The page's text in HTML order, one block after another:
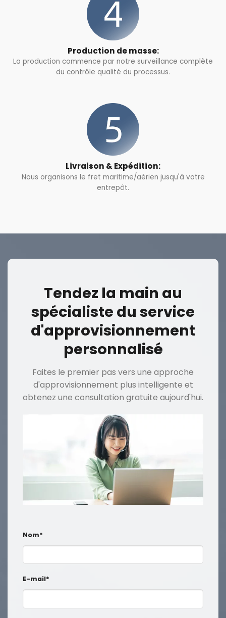
Production de masse:
La production commence par notre surveillance complète
du contrôle qualité du processus.
Livraison & Expédition:
Nous organisons le fret maritime/aérien jusqu'à votre
entrepôt.
Tendez la main au
spécialiste du service
d'approvisionnement
personnalisé
Faites le premier pas vers une approche
d'approvisionnement plus intelligente et
obtenez une consultation gratuite aujourd'hui.
Nom*
E-mail*